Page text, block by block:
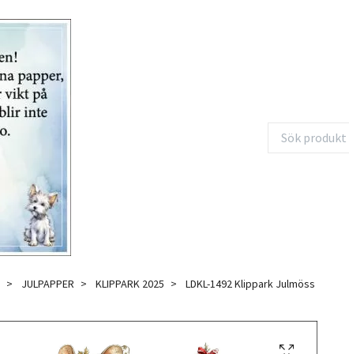
JULPAPPER KLIPPARK 2025 LDKL-1492 Klippark Julmöss